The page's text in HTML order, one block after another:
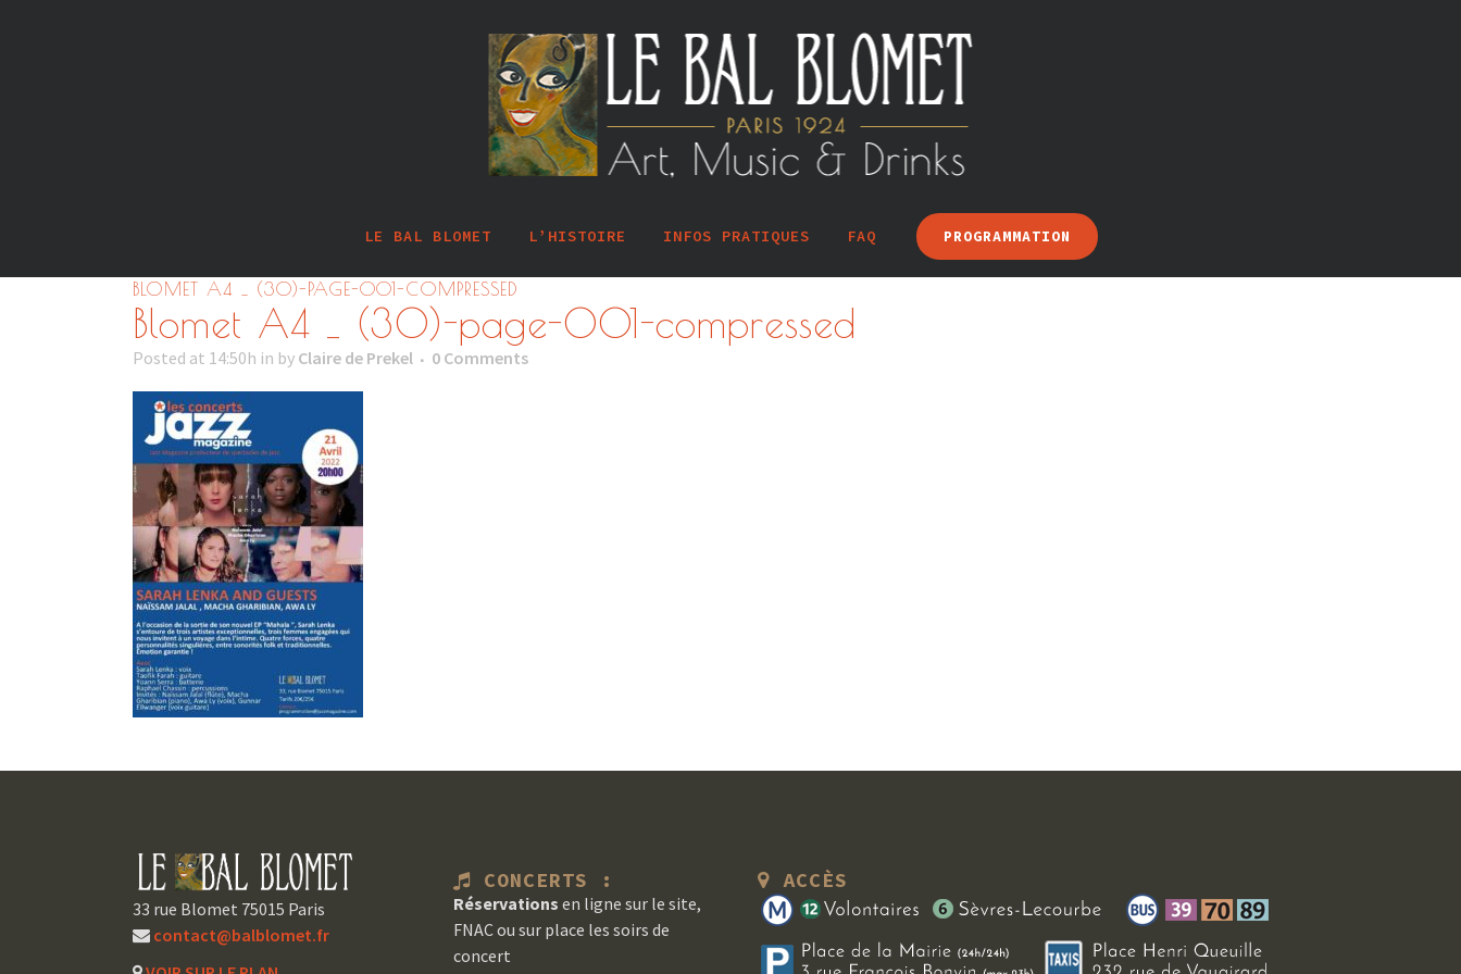
LE BAL BLOMET L’HISTOIRE INFOS PRATIQUES FAQ PROGRAMMATION
BLOMET A4 _ (30)-PAGE-001-COMPRESSED
Blomet A4 _ (30)-page-001-compressed
Posted at 14:50h in by Claire de Prekel 0 Comments
33 rue Blomet 75015 Paris
contact@balblomet.fr
CONCERTS :
Réservations en ligne sur le site,
FNAC ou sur place les soirs de
concert
ACCÈS